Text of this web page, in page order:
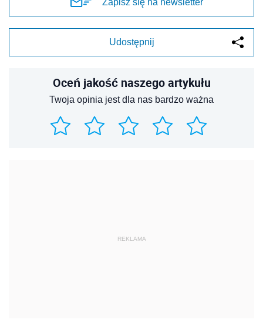
Zapisz się na newsletter
Udostępnij
Oceń jakość naszego artykułu
Twoja opinia jest dla nas bardzo ważna
REKLAMA